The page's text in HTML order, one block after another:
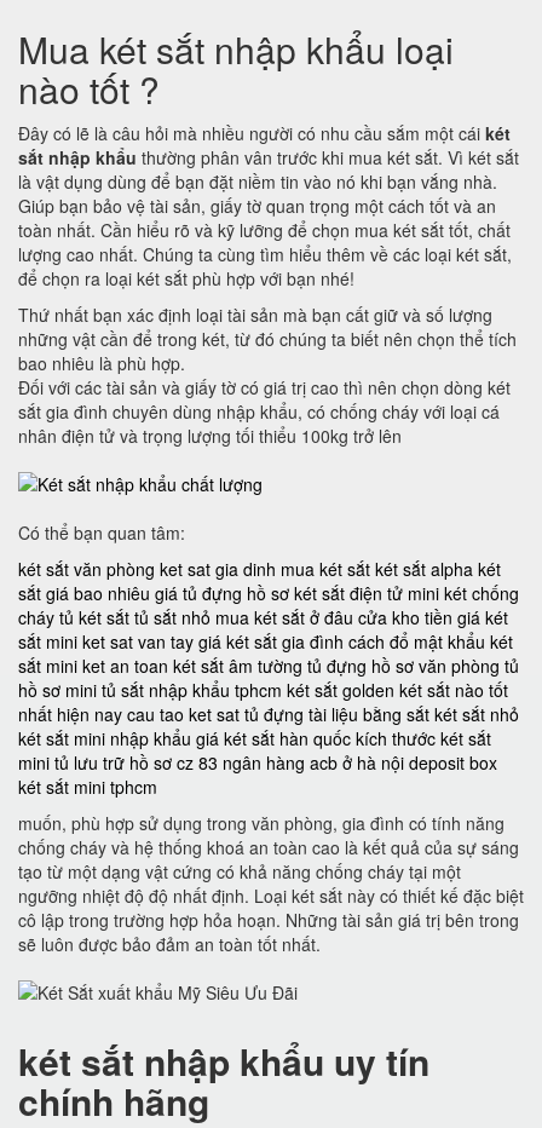
Mua két sắt nhập khẩu loại
nào tốt ?
Đây có lẽ là câu hỏi mà nhiều người có nhu cầu sắm một cái két
sắt nhập khẩu thường phân vân trước khi mua két sắt. Vì két sắt
là vật dụng dùng để bạn đặt niềm tin vào nó khi bạn vắng nhà.
Giúp bạn bảo vệ tài sản, giấy tờ quan trọng một cách tốt và an
toàn nhất. Cần hiểu rõ và kỹ lưỡng để chọn mua két sắt tốt, chất
lượng cao nhất. Chúng ta cùng tìm hiểu thêm về các loại két sắt,
để chọn ra loại két sắt phù hợp với bạn nhé!
Thứ nhất bạn xác định loại tài sản mà bạn cất giữ và số lượng
những vật cần để trong két, từ đó chúng ta biết nên chọn thể tích
bao nhiêu là phù hợp.
Đối với các tài sản và giấy tờ có giá trị cao thì nên chọn dòng két
sắt gia đình chuyên dùng nhập khẩu, có chống cháy với loại cá
nhân điện tử và trọng lượng tối thiểu 100kg trở lên
Có thể bạn quan tâm:
két sắt văn phòng ket sat gia dinh mua két sắt két sắt alpha két
sắt giá bao nhiêu giá tủ đựng hồ sơ két sắt điện tử mini két chống
cháy tủ két sắt tủ sắt nhỏ mua két sắt ở đâu cửa kho tiền giá két
sắt mini ket sat van tay giá két sắt gia đình cách đổ mật khẩu két
sắt mini ket an toan két sắt âm tường tủ đựng hồ sơ văn phòng tủ
hồ sơ mini tủ sắt nhập khẩu tphcm két sắt golden két sắt nào tốt
nhất hiện nay cau tao ket sat tủ đựng tài liệu bằng sắt két sắt nhỏ
két sắt mini nhập khẩu giá két sắt hàn quốc kích thước két sắt
mini tủ lưu trữ hồ sơ cz 83 ngân hàng acb ở hà nội deposit box
két sắt mini tphcm
muốn, phù hợp sử dụng trong văn phòng, gia đình có tính năng
chống cháy và hệ thống khoá an toàn cao là kết quả của sự sáng
tạo từ một dạng vật cứng có khả năng chống cháy tại một
ngưỡng nhiệt độ độ nhất định. Loại két sắt này có thiết kế đặc biệt
cô lập trong trường hợp hỏa hoạn. Những tài sản giá trị bên trong
sẽ luôn được bảo đảm an toàn tốt nhất.
két sắt nhập khẩu uy tín
chính hãng